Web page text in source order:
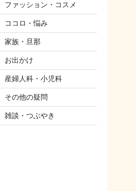
ファッション・コスメ
ココロ・悩み
家族・旦那
お出かけ
産婦人科・小児科
その他の疑問
雑談・つぶやき